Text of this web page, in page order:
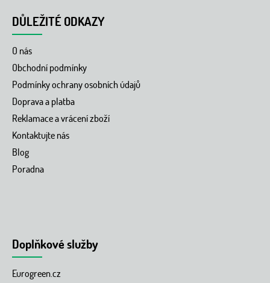
DŮLEŽITÉ ODKAZY
O nás
Obchodní podmínky
Podmínky ochrany osobních údajů
Doprava a platba
Reklamace a vrácení zboží
Kontaktujte nás
Blog
Poradna
Doplňkové služby
Eurogreen.cz